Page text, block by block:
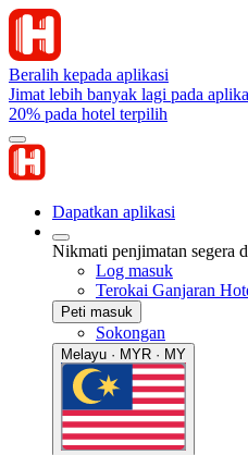
Beralih kepada aplikasi
Jimat lebih banyak lagi pada
20% pada hotel terpilih
Dapatkan aplikasi
Nikmati penjimatan segera
Log masuk
Terokai Ganjaran
Peti masuk
Sokongan
Melayu · MYR · MY